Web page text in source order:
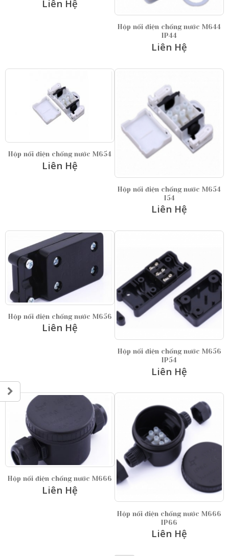
Liên Hệ
Hộp nối điện chống nước M644
IP44
Liên Hệ
Hộp nối điện chống nước M654
Liên Hệ
Hộp nối điện chống nước M654
I54
Liên Hệ
Hộp nối điện chống nước M656
Liên Hệ
Hộp nối điện chống nước M656
IP54
Liên Hệ
Hộp nối điện chống nước M666
Liên Hệ
Hộp nối điện chống nước M666
IP66
Liên Hệ